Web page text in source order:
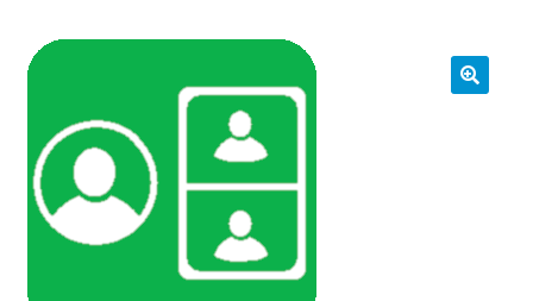
l’association
Actualités
Contact